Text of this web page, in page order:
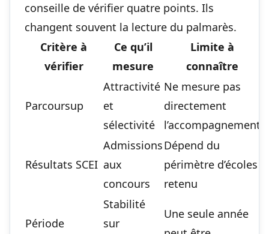
conseille de vérifier quatre points. Ils
changent souvent la lecture du palmarès.
Critère à
vérifier
Ce qu’il
mesure
Limite à
connaître
Parcoursup
Attractivité
et
sélectivité
Ne mesure pas
directement
l’accompagnement
Résultats SCEI
Admissions
aux
concours
Dépend du
périmètre d’écoles
retenu
Période
Stabilité
sur
Une seule année